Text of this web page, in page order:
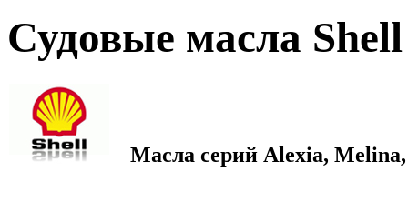
Судовые масла Shell
Масла серий Alexia,